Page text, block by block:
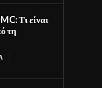
Τι είναι
τη